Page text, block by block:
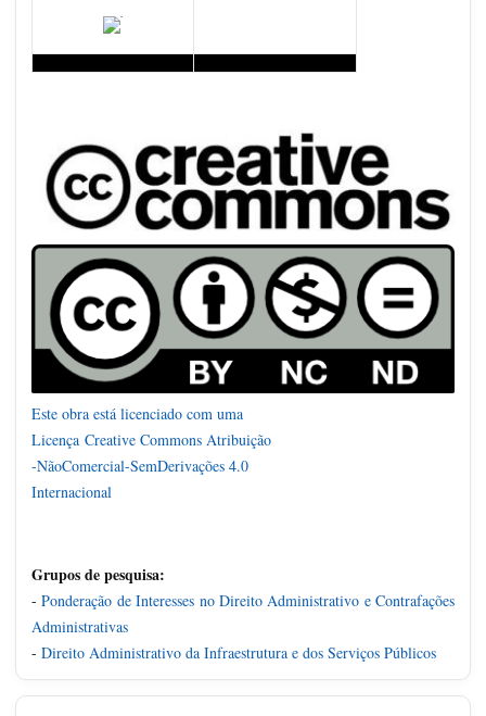
Este obra está licenciado com uma
Licença Creative Commons Atribuição
-NãoComercial-SemDerivações 4.0
Internacional
Grupos de pesquisa:
-Ponderação de Interesses no Direito Administrativo e Contrafações
Administrativas
- Direito Administrativo da Infraestrutura e dos Serviços Públicos